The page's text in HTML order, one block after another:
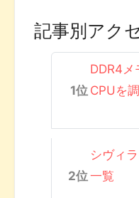
記事別アク
DDR4
CPUを
シヴィ
一覧